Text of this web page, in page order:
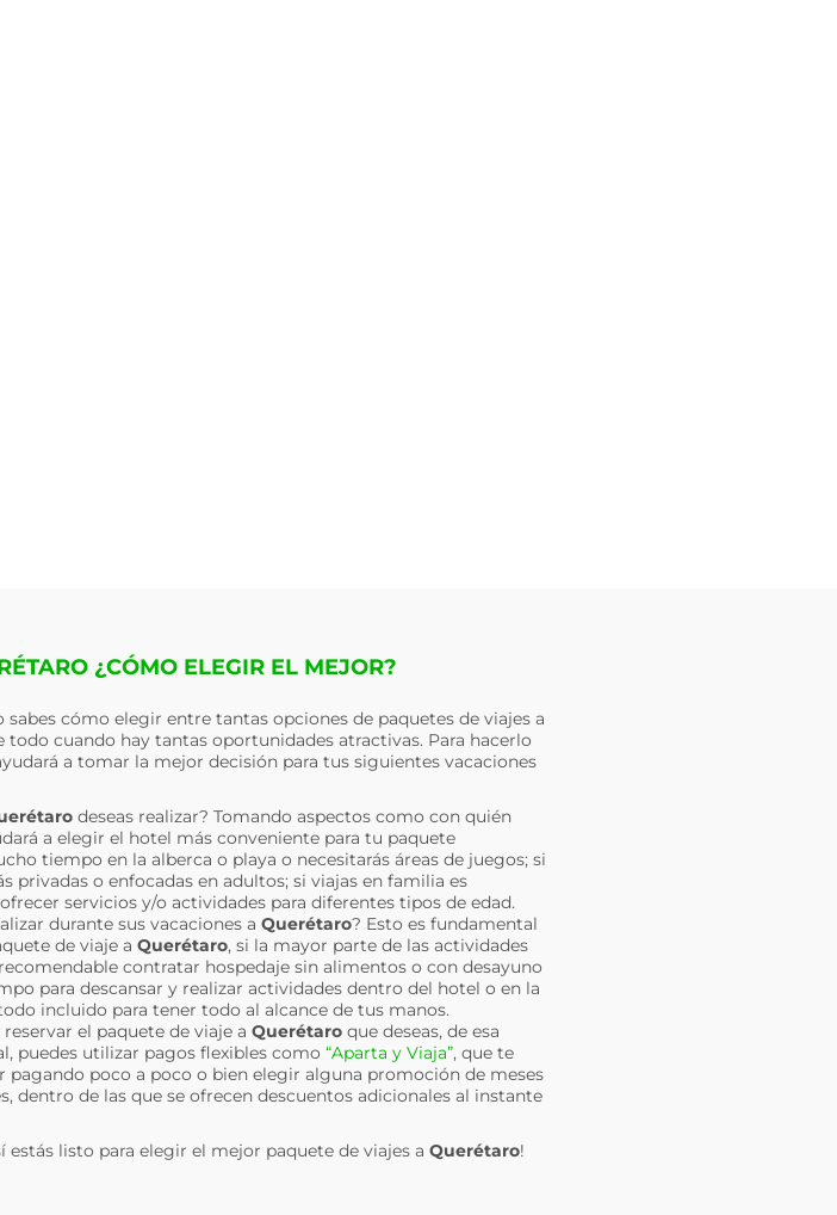
¿CÓMO ELEGIR EL MEJOR?
cómo elegir entre tantas opciones de paquetes de viajes a
todo cuando hay tantas oportunidades atractivas. Para hacerlo
a tomar la mejor decisión para tus siguientes vacaciones
deseas realizar? Tomando aspectos como con quién
a elegir el hotel más conveniente para tu paquete
tiempo en la alberca o playa o necesitarás áreas de juegos; si
privadas o enfocadas en adultos; si viajas en familia es
servicios y/o actividades para diferentes tipos de edad.
durante sus vacaciones a Querétaro? Esto es fundamental
de viaje a Querétaro, si la mayor parte de las actividades
contratar hospedaje sin alimentos o con desayuno
para descansar y realizar actividades dentro del hotel o en la
incluido para tener todo al alcance de tus manos.
el paquete de viaje a Querétaroque deseas, de esa
puedes utilizar pagos flexibles como “Aparta y Viaja”, que te
poco a poco o bien elegir alguna promoción de meses
dentro de las que se ofrecen descuentos adicionales al instante
estás listo para elegir el mejor paquete de viajes a Querétaro!